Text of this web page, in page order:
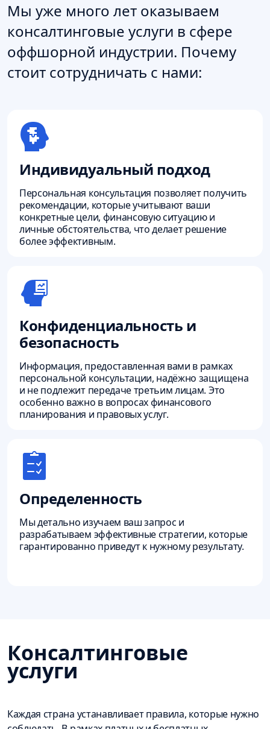
Мы уже много лет оказываем
консалтинговые услуги в сфере
оффшорной индустрии. Почему
стоит сотрудничать с нами:
Индивидуальный подход
Персональная консультация позволяет получить
рекомендации, которые учитывают ваши
конкретные цели, финансовую ситуацию и
личные обстоятельства, что делает решение
более эффективным.
Конфиденциальность и
безопасность
Информация, предоставленная вами в рамках
персональной консультации, надёжно защищена
и не подлежит передаче третьим лицам. Это
особенно важно в вопросах финансового
планирования и правовых услуг.
Определенность
Мы детально изучаем ваш запрос и
разрабатываем эффективные стратегии, которые
гарантированно приведут к нужному результату.
Консалтинговые
услуги
Каждая страна устанавливает правила, которые нужно